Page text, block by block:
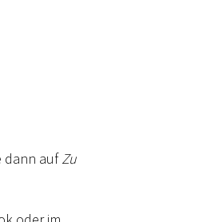
dann aufZu